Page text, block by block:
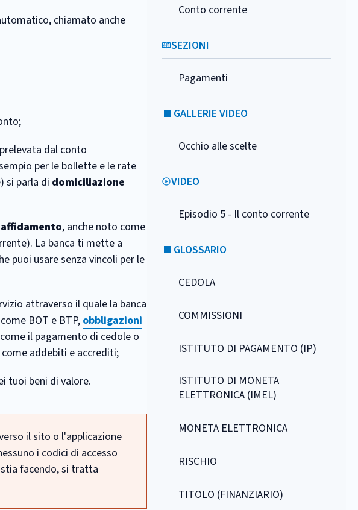
chiamato anche
dal conto
per le bollette e le rate
si parla di domiciliazione
affidamento, anche noto come
La banca ti mette a
puoi usare senza vincoli per le
attraverso il quale la banca
come BOT e BTP, obbligazioni
il pagamento di cedole o
addebiti e accrediti;
tuoi beni di valore.
il sito o l'applicazione
i codici di accesso
facendo, si tratta
Conto corrente
SEZIONI
Pagamenti
GALLERIE VIDEO
Occhio alle scelte
VIDEO
Episodio 5 - Il conto corrente
GLOSSARIO
CEDOLA
COMMISSIONI
ISTITUTO DI PAGAMENTO (IP)
ISTITUTO DI MONETA
ELETTRONICA (IMEL)
MONETA ELETTRONICA
RISCHIO
TITOLO (FINANZIARIO)